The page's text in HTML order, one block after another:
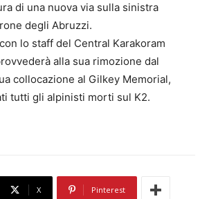
di una nuova via sulla sinistra
degli Abruzzi.
lo staff del Central Karakoram
alla sua rimozione dal
collocazione al Gilkey Memorial,
tutti gli alpinisti morti sul K2.
X Pinterest